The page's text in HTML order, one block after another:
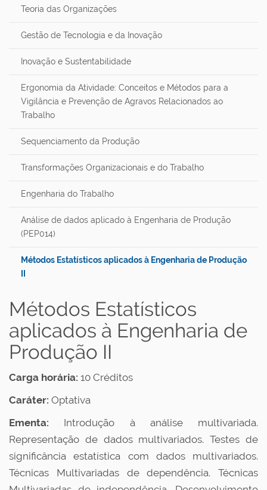
Teoria das Organizações
Gestão de Tecnologia e da Inovação
Inovação e Sustentabilidade
Ergonomia da Atividade: Conceitos e Métodos para a
Vigilância e Prevenção de Agravos Relacionados ao
Trabalho
Sequenciamento da Produção
Transformações Organizacionais e do Trabalho
Engenharia do Trabalho
Análise de dados aplicado à Engenharia de Produção
(PEP014)
Métodos Estatísticos aplicados à Engenharia de Produção
Métodos Estatísticos
aplicados à Engenharia de
Produção II
Carga horária: 10 Créditos
Caráter: Optativa
Ementa: Introdução à análise multivariada.
Representação de dados multivariados. Testes de
significância estatística com dados multivariados.
Técnicas Multivariadas de dependência. Técnicas